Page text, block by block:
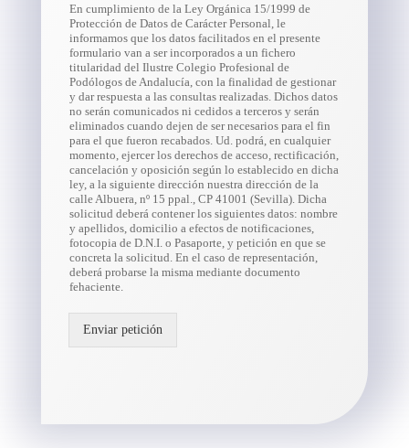
En cumplimiento de la Ley Orgánica 15/1999 de
Protección de Datos de Carácter Personal, le
informamos que los datos facilitados en el presente
formulario van a ser incorporados a un fichero
titularidad del Ilustre Colegio Profesional de
Podólogos de Andalucía, con la finalidad de gestionar
y dar respuesta a las consultas realizadas. Dichos datos
no serán comunicados ni cedidos a terceros y serán
eliminados cuando dejen de ser necesarios para el fin
para el que fueron recabados. Ud. podrá, en cualquier
momento, ejercer los derechos de acceso, rectificación,
cancelación y oposición según lo establecido en dicha
ley, a la siguiente dirección nuestra dirección de la
calle Albuera, nº 15 ppal., CP 41001 (Sevilla). Dicha
solicitud deberá contener los siguientes datos: nombre
y apellidos, domicilio a efectos de notificaciones,
fotocopia de D.N.I. o Pasaporte, y petición en que se
concreta la solicitud. En el caso de representación,
deberá probarse la misma mediante documento
fehaciente.
Enviar petición